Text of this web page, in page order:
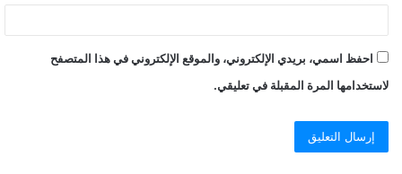
احفظ اسمي، بريدي الإلكتروني، والموقع الإلكتروني في هذا المتصفح
لاستخدامها المرة المقبلة في تعليقي.